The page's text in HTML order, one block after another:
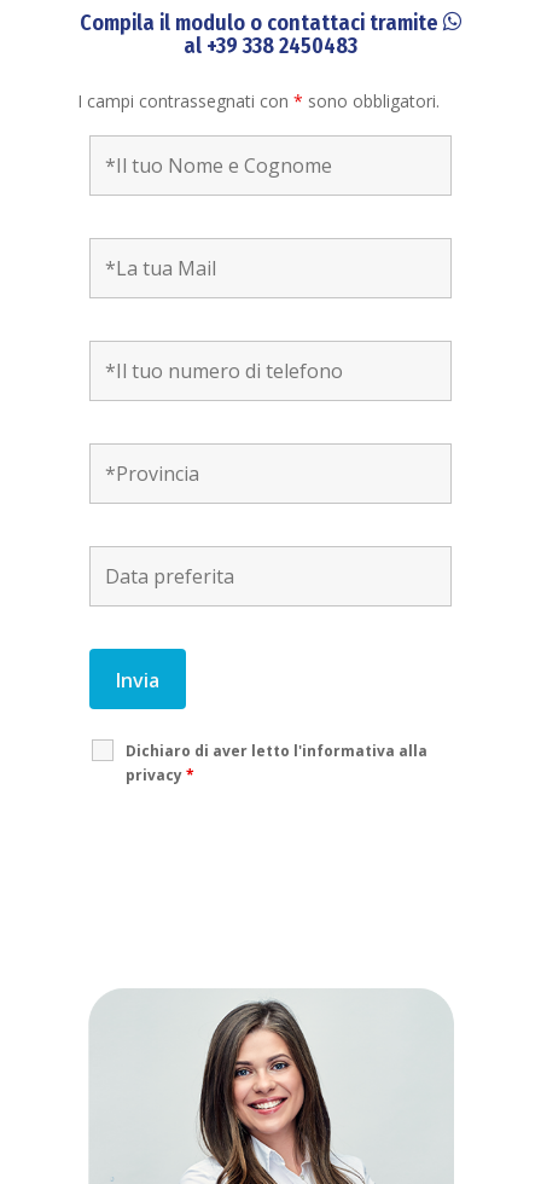
Compila il modulo o contattaci tramite
al +39 338 2450483
I campi contrassegnati con* sono obbligatori.
Dichiaro di aver letto l'informativa alla
privacy*